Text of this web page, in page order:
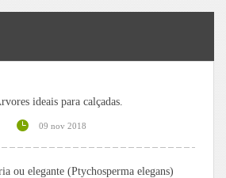
ideais para calçadas.
09 nov 2018
ou elegante (Ptychosperma elegans)